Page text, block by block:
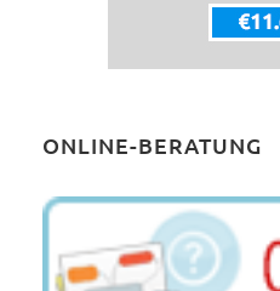
ONLINE-BERATUNG